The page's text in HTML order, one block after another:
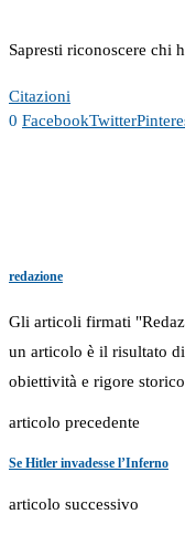
Sapresti riconoscere chi
Citazioni
0 FacebookTwitter
redazione
Gli articoli firmati
un articolo è il risultato
obiettività e rigore
articolo precedente
Se Hitler invadesse l’Inferno
articolo successivo